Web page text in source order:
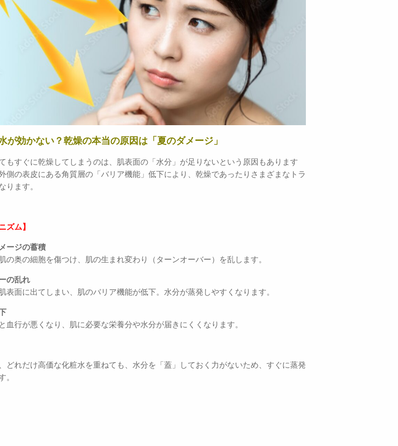
が効かない？乾燥の本当の原因は「夏のダメージ」
もすぐに乾燥してしまうのは、肌表面の「水分」が足りないという原因もあります
側の表皮にある角質層の「バリア機能」低下により、乾燥であったりさまざまなトラ
ります。
ズム】
ージの蓄積
の奥の細胞を傷つけ、肌の生まれ変わり（ターンオーバー）を乱します。
の乱れ
表面に出てしまい、肌のバリア機能が低下。水分が蒸発しやすくなります。
血行が悪くなり、肌に必要な栄養分や水分が届きにくくなります。
どれだけ高価な化粧水を重ねても、水分を「蓋」しておく力がないため、すぐに蒸発